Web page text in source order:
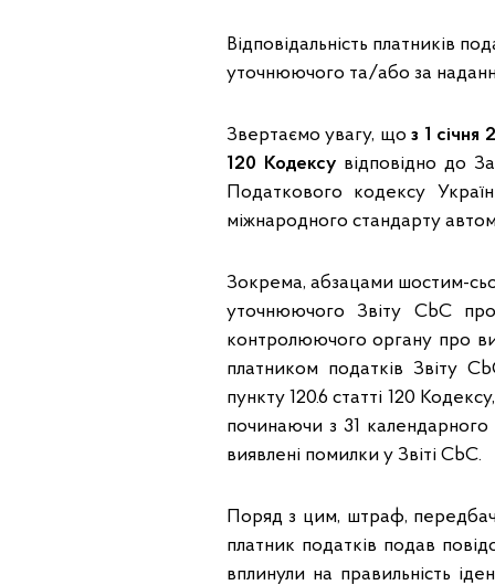
Відповідальність платників
уточнюючого та/або за
Звертаємо увагу, що з 1 січня
120 Кодексувідповідно до
Податкового кодексу
міжнародного стандарту
Зокрема, абзацами шостим-
уточнюючого Звіту CbC
контролюючого органу про
платником податків Звіту
пункту 120.6 статті 120
починаючи з 31
виявлені помилки у Звіті CbC.
Поряд з цим, штраф,
платник податків подав
вплинули на правильність